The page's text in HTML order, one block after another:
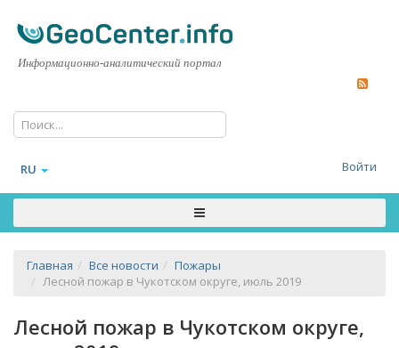
Информационно-аналитический портал
RU Войти
Главная Все новости
Пожары
Лесной пожар в Чукотском округе, июль 2019
Лесной пожар в Чукотском округе,